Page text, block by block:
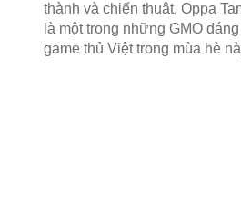
thành và chiến thuật, Oppa
là một trong những GMO
game thủ Việt trong mùa hè